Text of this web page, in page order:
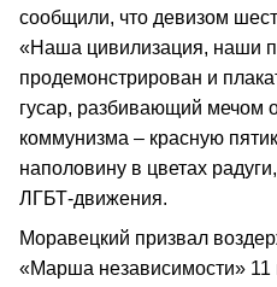
сообщили, что девизом
«Наша цивилизация, наши
продемонстрирован и
гусар, разбивающий мечом
коммунизма – красную
наполовину в цветах
ЛГБТ-движения.
Моравецкий призвал
«Марша независимости» 11